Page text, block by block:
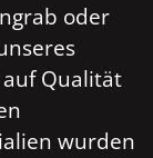
oder
Qualität
wurden